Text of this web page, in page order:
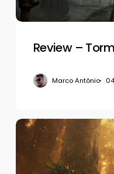
Review –
Marco Antônio
Review
–
Beast